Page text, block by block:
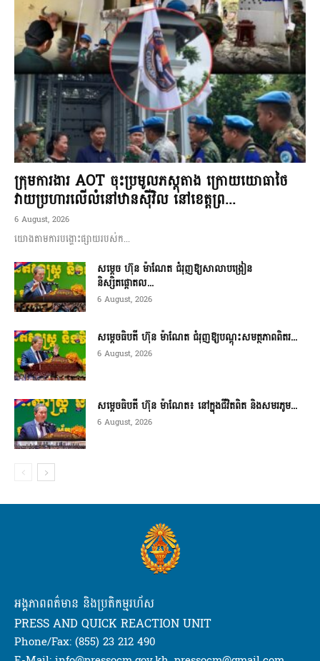
ក្រុមការងារ AOT ចុះប្រមូលភស្តុតាង ក្រោយយោធាថៃ
វាយប្រហារលើលំនៅឋានស៊ីវិល នៅខេត្តព្រ...
6 August, 2026
យោងតាមការបង្ហោះផ្សាយរបស់ក...
សម្តេច ហ៊ុន ម៉ាណែត ជំរុញឱ្យសាលាបង្រៀន
និស្សិតផ្តោតល...
6 August, 2026
សម្តេចធិបតី ហ៊ុន ម៉ាណែត ជំរុញឱ្យបណ្តុះសមត្ថភាពពិតរ...
6 August, 2026
សម្តេចធិបតី ហ៊ុន ម៉ាណែត៖ នៅក្នុងជីវិតពិត និងសមរភូម...
6 August, 2026
អង្គភាពពត៌មាន និងប្រតិកម្មរហ័ស
PRESS AND QUICK REACTION UNIT
Phone/Fax: (855) 23 212 490